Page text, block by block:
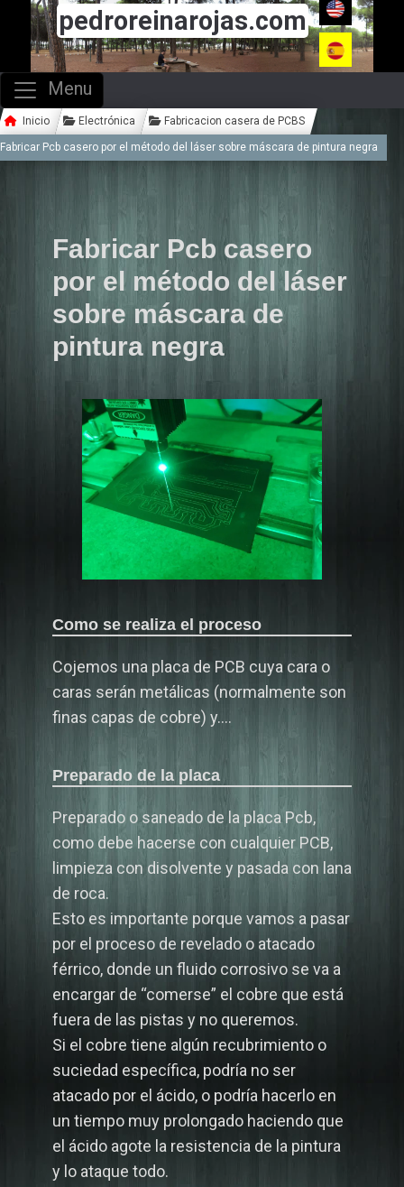
pedroreinarojas.com
Menu
Inicio Electrónica Fabricacion casera de PCBS
Fabricar Pcb casero por el método del láser sobre máscara de pintura negra
Fabricar Pcb casero
por el método del láser
sobre máscara de
pintura negra
Como se realiza el proceso
Cojemos una placa de PCB cuya cara o
caras serán metálicas (normalmente son
finas capas de cobre) y….
Preparado de la placa
Preparado o saneado de la placa Pcb,
como debe hacerse con cualquier PCB,
limpieza con disolvente y pasada con lana
de roca.
Esto es importante porque vamos a pasar
por el proceso de revelado o atacado
férrico, donde un fluido corrosivo se va a
encargar de “comerse” el cobre que está
fuera de las pistas y no queremos.
Si el cobre tiene algún recubrimiento o
suciedad específica, podría no ser
atacado por el ácido, o podría hacerlo en
un tiempo muy prolongado haciendo que
el ácido agote la resistencia de la pintura
y lo ataque todo.